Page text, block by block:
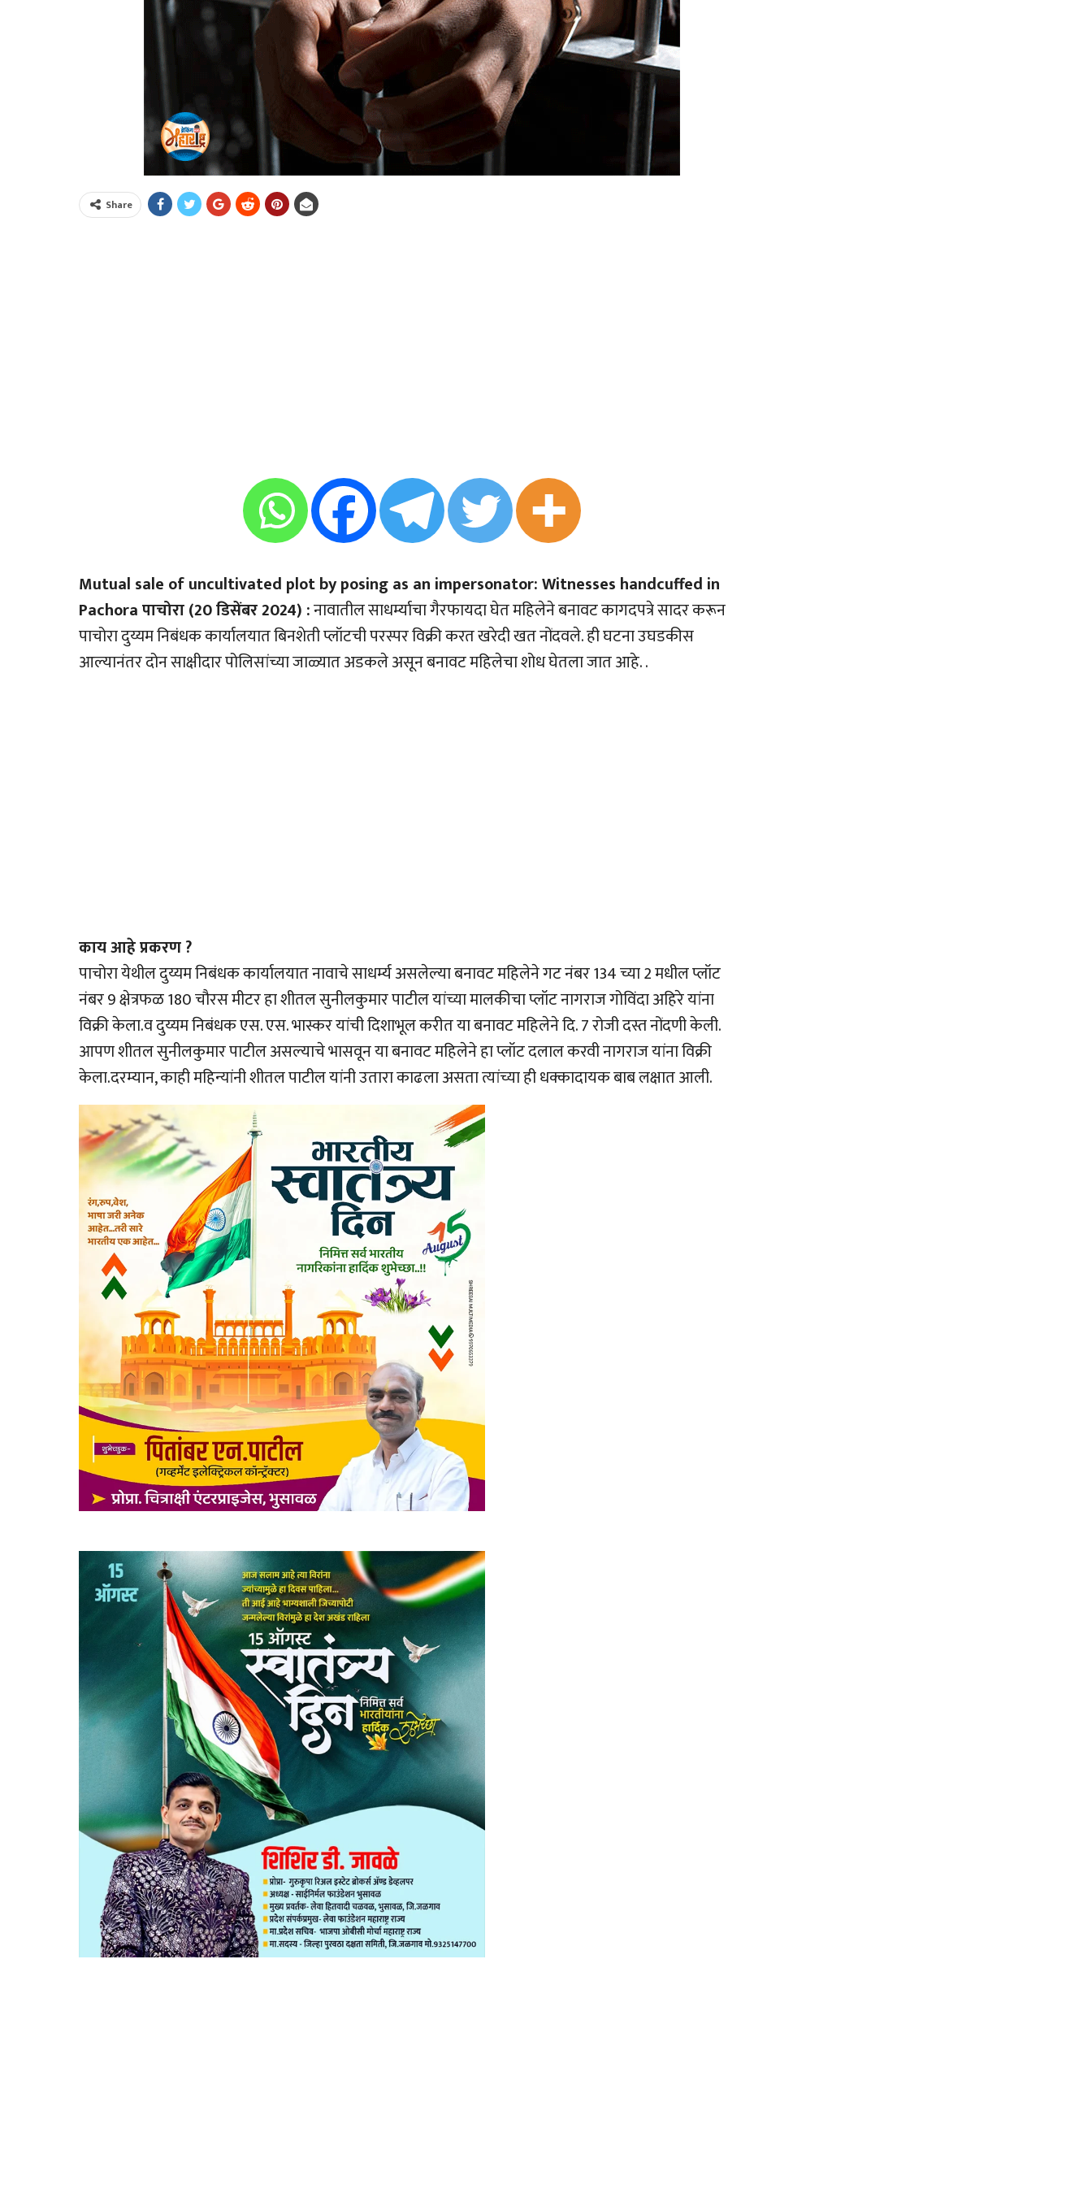
Share
Mutual sale of uncultivated plot by posing as an impersonator: Witnesses handcuffed in
Pachora पाचोरा (20 डिसेंबर 2024) :नावातील साधर्म्याचा गैरफायदा घेत महिलेने बनावट कागदपत्रे सादर करून
पाचोरा दुय्यम निबंधक कार्यालयात बिनशेती प्लॉटची परस्पर विक्री करत खरेदी खत नोंदवले. ही घटना उघडकीस
आल्यानंतर दोन साक्षीदार पोलिसांच्या जाळ्यात अडकले असून बनावट महिलेचा शोध घेतला जात आहे. .
काय आहे प्रकरण ?
पाचोरा येथील दुय्यम निबंधक कार्यालयात नावाचे साधर्म्य असलेल्या बनावट महिलेने गट नंबर 134 च्या 2 मधील प्लॉट
नंबर 9 क्षेत्रफळ 180 चौरस मीटर हा शीतल सुनीलकुमार पाटील यांच्या मालकीचा प्लॉट नागराज गोविंदा अहिरे यांना
विक्री केला.व दुय्यम निबंधक एस. एस. भास्कर यांची दिशाभूल करीत या बनावट महिलेने दि. 7 रोजी दस्त नोंदणी केली.
आपण शीतल सुनीलकुमार पाटील असल्याचे भासवून या बनावट महिलेने हा प्लॉट दलाल करवी नागराज यांना विक्री
केला.दरम्यान, काही महिन्यांनी शीतल पाटील यांनी उतारा काढला असता त्यांच्या ही धक्कादायक बाब लक्षात आली.